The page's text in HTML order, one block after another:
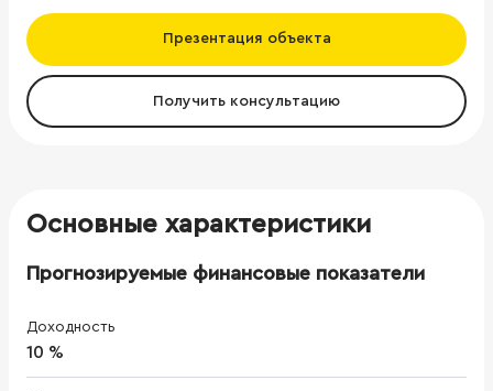
Презентация объекта
Получить консультацию
Основные характеристики
Прогнозируемые финансовые показатели
Доходность
10 %